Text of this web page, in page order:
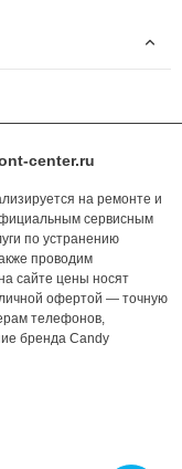
center.ru
на ремонте и
сервисным
по устранению
проводим
сайте цены носят
офертой — точную
телефонов,
бренда Candy